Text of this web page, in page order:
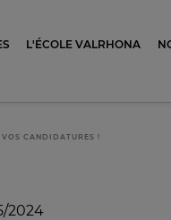
L'ÉCOLE VALRHONA
CANDIDATURES !
2024